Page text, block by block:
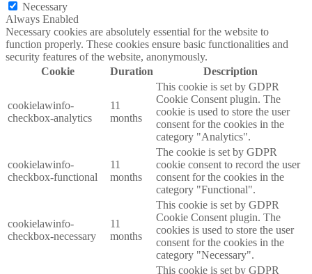
Necessary
Always Enabled
Necessary cookies are absolutely essential for the website to
function properly. These cookies ensure basic functionalities and
security features of the website, anonymously.
Cookie
Duration Description
cookielawinfo-
checkbox-analytics
11
months
This cookie is set by GDPR
Cookie Consent plugin. The
cookie is used to store the user
consent for the cookies in the
category "Analytics".
cookielawinfo-
checkbox-functional
11
months
The cookie is set by GDPR
cookie consent to record the user
consent for the cookies in the
category "Functional".
cookielawinfo-
checkbox-necessary
11
months
This cookie is set by GDPR
Cookie Consent plugin. The
cookies is used to store the user
consent for the cookies in the
category "Necessary".
This cookie is set by GDPR